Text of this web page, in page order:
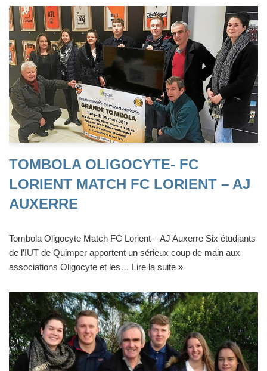
TOMBOLA OLIGOCYTE- FC
LORIENT MATCH FC LORIENT – AJ
AUXERRE
Tombola Oligocyte Match FC Lorient – AJ Auxerre Six étudiants
de l’IUT de Quimper apportent un sérieux coup de main aux
associations Oligocyte et les… Lire la suite »